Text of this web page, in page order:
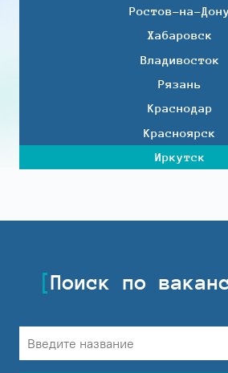
Ростов-на-Дону
Хабаровск
Владивосток
Рязань
Краснодар
Красноярск
Иркутск
Поиск по